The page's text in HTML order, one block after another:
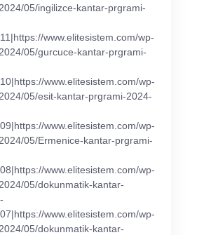
05/ingilizce-kantar-prgrami-
www.elitesistem.com/wp-
05/gurcuce-kantar-prgrami-
www.elitesistem.com/wp-
05/esit-kantar-prgrami-2024-
www.elitesistem.com/wp-
05/Ermenice-kantar-prgrami-
www.elitesistem.com/wp-
05/dokunmatik-kantar-
www.elitesistem.com/wp-
05/dokunmatik-kantar-